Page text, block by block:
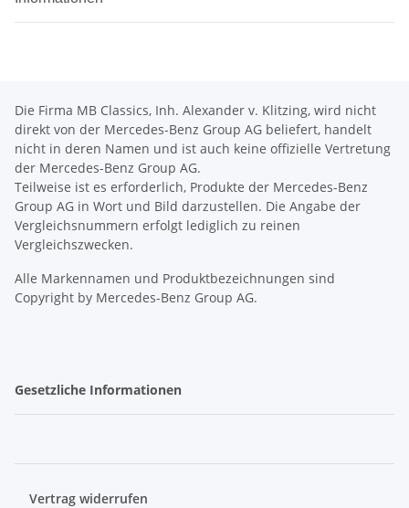
Die Firma MB Classics, Inh. Alexander v. Klitzing, wird nicht
direkt von der Mercedes-Benz Group AG beliefert, handelt
nicht in deren Namen und ist auch keine offizielle Vertretung
der Mercedes-Benz Group AG.
Teilweise ist es erforderlich, Produkte der Mercedes-Benz
Group AG in Wort und Bild darzustellen. Die Angabe der
Vergleichsnummern erfolgt lediglich zu reinen
Vergleichszwecken.
Alle Markennamen und Produktbezeichnungen sind
Copyright by Mercedes-Benz Group AG.
Gesetzliche Informationen
Vertrag widerrufen